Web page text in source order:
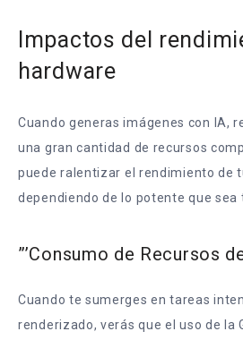
Impactos del
hardware
Cuando generas imágenes con IA,
una gran cantidad de recursos
puede ralentizar el rendimiento de
dependiendo de lo potente que sea
”’Consumo de Recursos
Cuando te sumerges en tareas
renderizado, verás que el uso de la